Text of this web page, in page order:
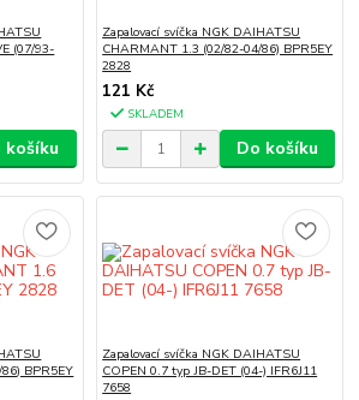
(07/93-
košíku
Zapalovací svíčka NGK DAIHATSU
CHARMANT 1.3 (02/82-04/86) BPR5EY
2828
121 Kč
SKLADEM
Do košíku
BPR5EY
Zapalovací svíčka NGK DAIHATSU
COPEN 0.7 typ JB-DET (04-) IFR6J11
7658